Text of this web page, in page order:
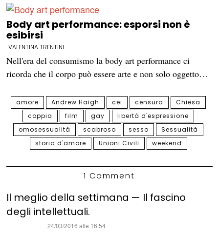
Body art performance: esporsi non è
esibirsi
VALENTINA TRENTINI
Nell'era del consumismo la body art performance ci
ricorda che il corpo può essere arte e non solo oggetto…
amore Andrew Haigh cei censura
Chiesa
coppia
film gay
libertà d'espressione
omosessualità
scabroso sesso
Sessualità
storia d'amore
Unioni Civili weekend
1 Comment
Il meglio della settimana — Il fascino
degli intellettuali.
24/03/2016 alle 16:54